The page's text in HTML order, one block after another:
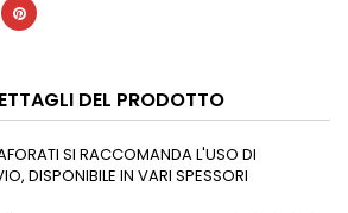
DEL PRODOTTO
SI RACCOMANDA L'USO DI
DISPONIBILE IN VARI SPESSORI